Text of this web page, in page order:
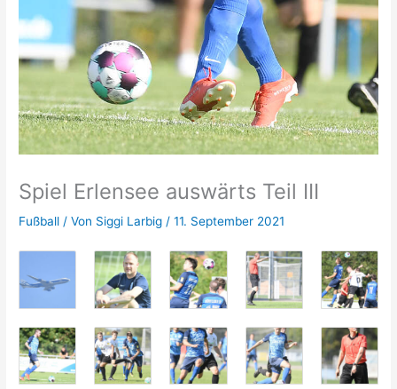
Spiel Erlensee auswärts Teil III
Fußball / Von Siggi Larbig /11. September 2021